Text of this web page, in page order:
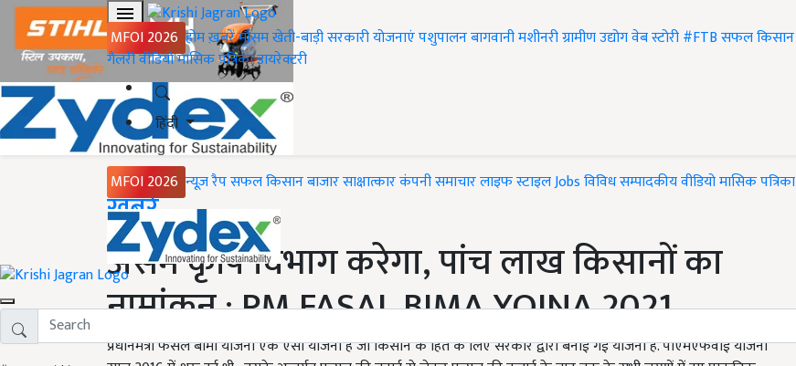
MFOI 2026 होमख़बरेंमौसमखेती-बाड़ीसरकारी योजनाएंपशुपालनबागवानीमशीनरीग्रामीण उद्योगवेब स्टोरी#FTBसफल किसान
गैलरीवीडियोमासिक पत्रिकाडायरेक्टरी
हिंदी
MFOI 2026 न्यूज़ रैपसफल किसानबाजारसाक्षात्कारकंपनी समाचारलाइफ स्टाइलJobsविविधसम्पादकीयवीडियोमासिक पत्रिका
Home
ख़बरें
असम कृषि विभाग करेगा, पांच लाख किसानों का
नामांकन ; PM FASAL BIMA YOJNA 2021
प्रधानमंत्री फसल बीमा योजना एक ऐसी योजना है जो किसान के हित के लिए सरकार द्वारा बनाई गई योजना है. पीएमएफवाई योजना